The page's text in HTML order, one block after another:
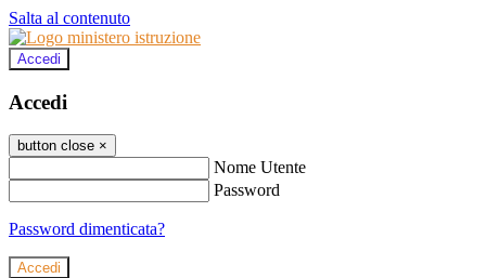
Salta al contenuto
Accedi
Accedi
button close ×
Nome Utente
Password
Password dimenticata?